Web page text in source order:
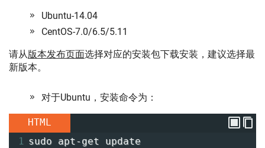
Ubuntu-14.04
CentOS-7.0/6.5/5.11
请从版本发布页面选择对应的安装包下载安装，建议选择最
新版本。
对于Ubuntu，安装命令为：
HTML
1 sudo apt-get update